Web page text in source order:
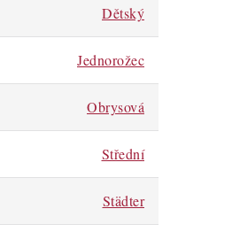
Dětský
Jednorožec
Obrysová
Střední
Städter